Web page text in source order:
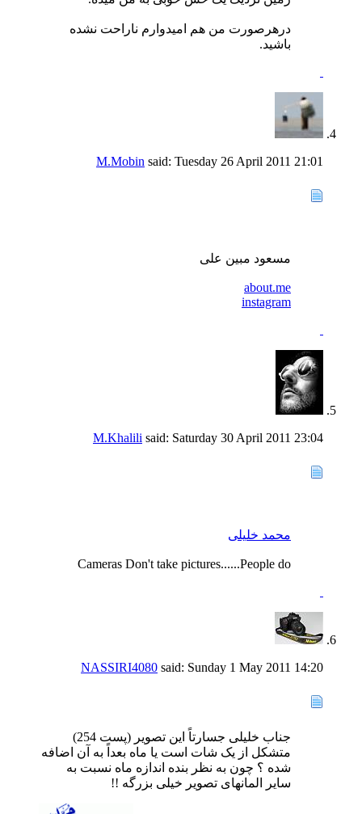
درهرصورت من هم امیدوارم ناراحت نشده
باشید.
M.Mobin said: Tuesday 26 April 2011 21:01
مسعود مبین علی
about.me
instagram
M.Khalili said: Saturday 30 April 2011 23:04
محمد خلیلی
Cameras Don't take pictures......People do
NASSIRI4080 said: Sunday 1 May 2011 14:20
جناب خلیلی جسارتاً این تصویر (پست 254)
متشکل از یک شات است یا ماه بعداً به آن اضافه
شده ؟ چون به نظر بنده اندازه ماه نسبت به
سایر المانهای تصویر خیلی بزرگه !!